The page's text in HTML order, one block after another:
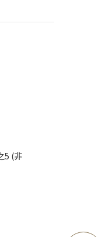
5 (非